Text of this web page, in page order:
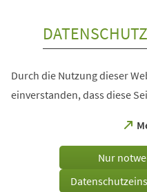
Durch die Nutzung dieser
einverstanden, dass diese
Tab)
Nur